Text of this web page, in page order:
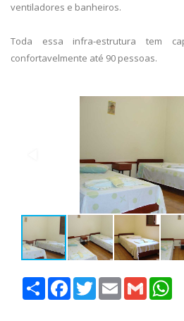
ventiladores e banheiros.
Toda essa infra-estrutura tem
confortavelmente até 90 pessoas.
Share FacebookTwitterEmail Gmail